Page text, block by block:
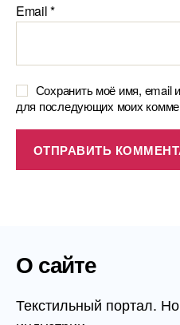
Email*
Сохранить моё имя, email
для последующих моих
О сайте
Текстильный портал.